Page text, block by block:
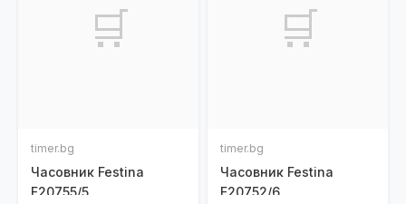
🛒
timer.bg
Часовник Festina
F20755/5
🛒
timer.bg
Часовник Festina
F20752/6